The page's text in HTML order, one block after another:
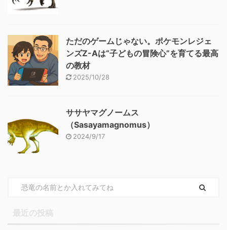
ただのゲームじゃない。ポケモンレジェ
ンズZ-Aは“子どもの冒険心”を育てる最高
の教材
2025/10/28
ササヤマグノームス
（Sasayamagnomus）
2024/9/17